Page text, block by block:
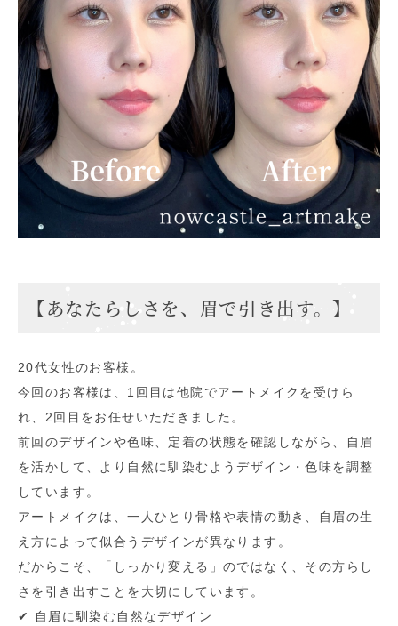
【あなたらしさを、眉で引き出す。】
20代女性のお客様。
今回のお客様は、1回目は他院でアートメイクを受けら
れ、2回目をお任せいただきました。
前回のデザインや色味、定着の状態を確認しながら、自眉
を活かして、より自然に馴染むようデザイン・色味を調整
しています。
アートメイクは、一人ひとり骨格や表情の動き、自眉の生
え方によって似合うデザインが異なります。
だからこそ、「しっかり変える」のではなく、その方らし
さを引き出すことを大切にしています。
✔︎ 自眉に馴染む自然なデザイン